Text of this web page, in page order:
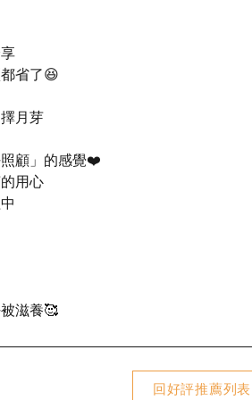
省了😆
月芽
顧」的感覺❤️
用心
滋養🥰
回好評推薦列表